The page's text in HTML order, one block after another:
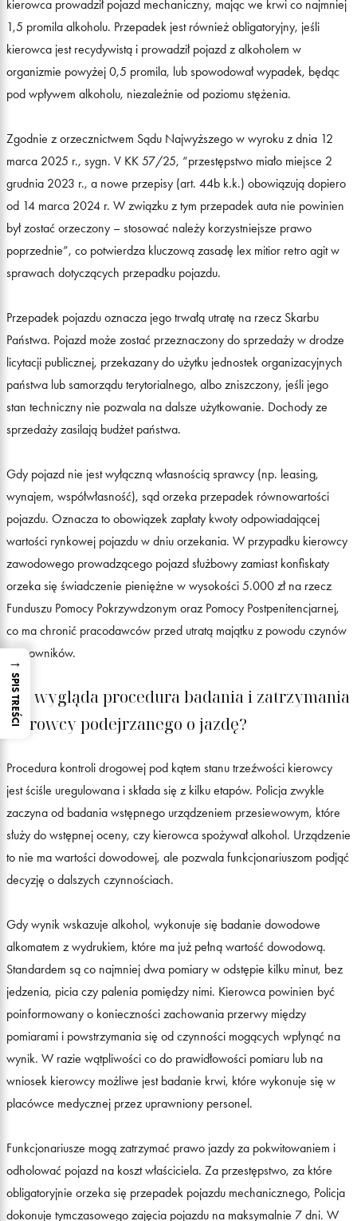
kierowca prowadził pojazd mechaniczny, mając we krwi co najmniej
1,5 promila alkoholu. Przepadek jest również obligatoryjny, jeśli
kierowca jest recydywistą i prowadził pojazd z alkoholem w
organizmie powyżej 0,5 promila, lub spowodował wypadek, będąc
pod wpływem alkoholu, niezależnie od poziomu stężenia.
Zgodnie z orzecznictwem Sądu Najwyższego w wyroku z dnia 12
marca 2025 r., sygn. V KK 57/25, “przestępstwo miało miejsce 2
grudnia 2023 r., a nowe przepisy (art. 44b k.k.) obowiązują dopiero
od 14 marca 2024 r. W związku z tym przepadek auta nie powinien
był zostać orzeczony – stosować należy korzystniejsze prawo
poprzednie”, co potwierdza kluczową zasadę lex mitior retro agit w
sprawach dotyczących przepadku pojazdu.
Przepadek pojazdu oznacza jego trwałą utratę na rzecz Skarbu
Państwa. Pojazd może zostać przeznaczony do sprzedaży w drodze
licytacji publicznej, przekazany do użytku jednostek organizacyjnych
państwa lub samorządu terytorialnego, albo zniszczony, jeśli jego
stan techniczny nie pozwala na dalsze użytkowanie. Dochody ze
sprzedaży zasilają budżet państwa.
Gdy pojazd nie jest wyłączną własnością sprawcy (np. leasing,
wynajem, współwłasność), sąd orzeka przepadek równowartości
pojazdu. Oznacza to obowiązek zapłaty kwoty odpowiadającej
wartości rynkowej pojazdu w dniu orzekania. W przypadku kierowcy
zawodowego prowadzącego pojazd służbowy zamiast konfiskaty
orzeka się świadczenie pieniężne w wysokości 5.000 zł na rzecz
Funduszu Pomocy Pokrzywdzonym oraz Pomocy Postpenitencjarnej,
co ma chronić pracodawców przed utratą majątku z powodu czynów
pracowników.
Jak wygląda procedura badania i zatrzymania
kierowcy podejrzanego o jazdę?
Procedura kontroli drogowej pod kątem stanu trzeźwości kierowcy
jest ściśle uregulowana i składa się z kilku etapów. Policja zwykle
zaczyna od badania wstępnego urządzeniem przesiewowym, które
służy do wstępnej oceny, czy kierowca spożywał alkohol. Urządzenie
to nie ma wartości dowodowej, ale pozwala funkcjonariuszom podjąć
decyzję o dalszych czynnościach.
Gdy wynik wskazuje alkohol, wykonuje się badanie dowodowe
alkomatem z wydrukiem, które ma już pełną wartość dowodową.
Standardem są co najmniej dwa pomiary w odstępie kilku minut, bez
jedzenia, picia czy palenia pomiędzy nimi. Kierowca powinien być
poinformowany o konieczności zachowania przerwy między
pomiarami i powstrzymania się od czynności mogących wpłynąć na
wynik. W razie wątpliwości co do prawidłowości pomiaru lub na
wniosek kierowcy możliwe jest badanie krwi, które wykonuje się w
placówce medycznej przez uprawniony personel.
Funkcjonariusze mogą zatrzymać prawo jazdy za pokwitowaniem i
odholować pojazd na koszt właściciela. Za przestępstwo, za które
obligatoryjnie orzeka się przepadek pojazdu mechanicznego, Policja
dokonuje tymczasowego zajęcia pojazdu na maksymalnie 7 dni. W
→
SPIS TREŚCI